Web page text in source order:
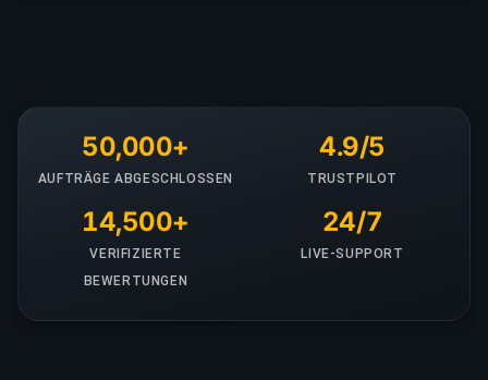
50,000+
AUFTRÄGE ABGESCHLOSSEN
4.9/5
TRUSTPILOT
14,500+
VERIFIZIERTE
BEWERTUNGEN
24/7
LIVE-SUPPORT